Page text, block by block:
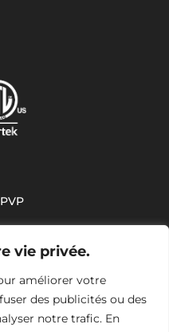
vie privée.
améliorer votre
des publicités ou des
notre trafic. En